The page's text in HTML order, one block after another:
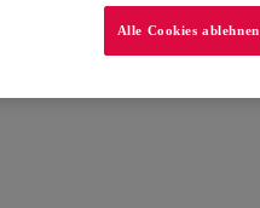
Alle Cookies ablehnen